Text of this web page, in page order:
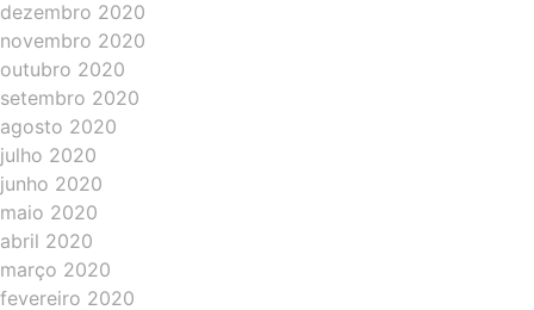
dezembro 2020
novembro 2020
outubro 2020
setembro 2020
agosto 2020
julho 2020
junho 2020
maio 2020
abril 2020
março 2020
fevereiro 2020